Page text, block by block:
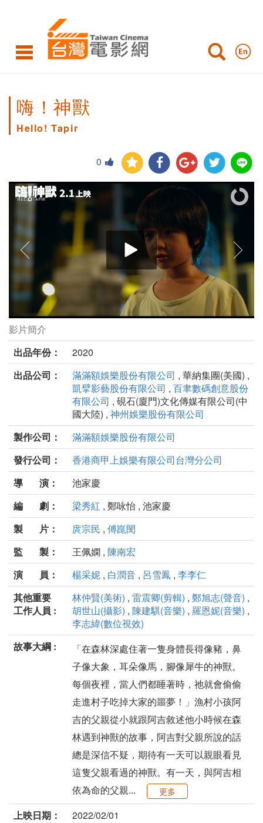
嗨！神獸
Hello! Tapir
0
嗨！神獸劇照
影片簡介
出品年份：
2020
出品公司：
滿滿額娛樂股份有限公司 , 華納集團(美國) ,
凱擘影藝股份有限公司 , 百聿數碼創意股份
有限公司 , 硯石(廈門)文化傳媒有限公司(中
國大陸) , 神州娛樂股份有限公司
製作公司：
滿滿額娛樂股份有限公司
發行公司：
香港商甲上娛樂有限公司台灣分公司
導 演：
池家慶
編 劇：
梁秀紅 , 鄭咏怡 , 池家慶
製 片：
庹宗民 , 傅崑閔
監 製：
王佩嫻 , 陳南宏
演 員：
楊采妮 , 白潤音 , 呂雪鳳 , 李李仁
其他重要
工作人員 :
林仲賢(美術) , 雷震卿(剪輯) , 鄭旭志(聲音) ,
胡世山(攝影) , 陳建騏(音樂) , 羅恩妮(音樂) ,
李志緯(數位視效)
故事大綱 :
「在森林深處住著一隻身體長得像豬，鼻
子像大象，耳朵像馬，腳像犀牛的神獸。
每個夜裡，當人們都睡著時，祂就會偷偷
走進村子吃掉大家的噩夢！」漁村小孩阿
吉的父親從小就跟阿吉敘述他小時候在森
林遇到神獸的故事，阿吉對父親所說的話
總是深信不疑，期待有一天可以親眼看見
這隻父親看過的神獸。有一天，與阿吉相
依為命的父親...
更多
上映日期：
2022/02/01